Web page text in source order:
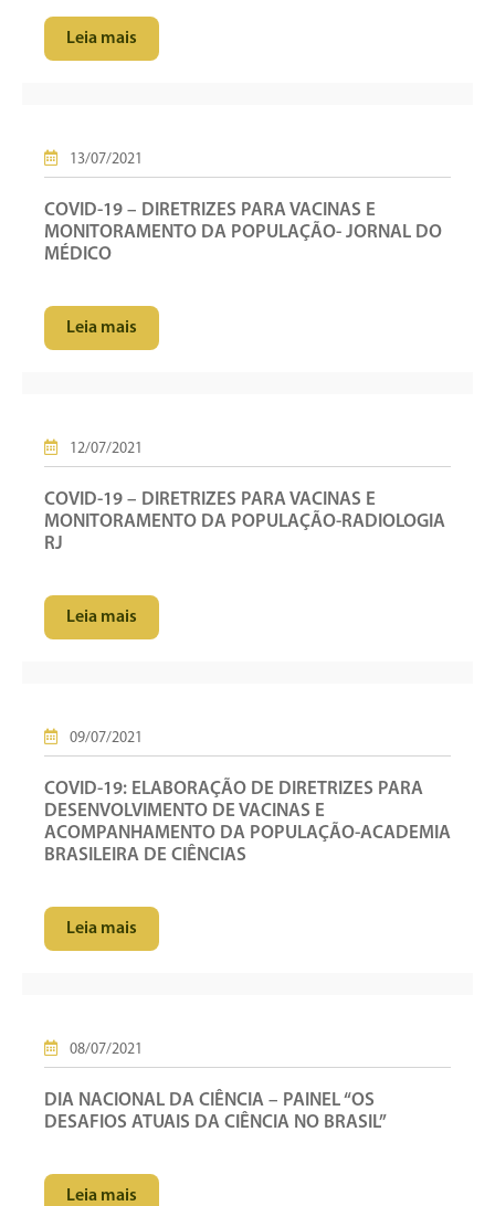
Leia mais
13/07/2021
COVID-19 – DIRETRIZES PARA VACINAS E
MONITORAMENTO DA POPULAÇÃO- JORNAL DO
MÉDICO
Leia mais
12/07/2021
COVID-19 – DIRETRIZES PARA VACINAS E
MONITORAMENTO DA POPULAÇÃO-RADIOLOGIA
RJ
Leia mais
09/07/2021
COVID-19: ELABORAÇÃO DE DIRETRIZES PARA
DESENVOLVIMENTO DE VACINAS E
ACOMPANHAMENTO DA POPULAÇÃO-ACADEMIA
BRASILEIRA DE CIÊNCIAS
Leia mais
08/07/2021
DIA NACIONAL DA CIÊNCIA – PAINEL “OS
DESAFIOS ATUAIS DA CIÊNCIA NO BRASIL”
Leia mais